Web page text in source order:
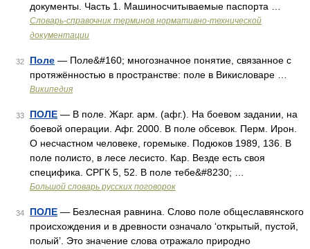
документы. Часть 1. Машиносчитываемые паспорта …
Словарь-справочник терминов нормативно-технической
документации
32 Поле — Поле&#160; многозначное понятие, связанное с
протяжённостью в пространстве: поле в Викисловаре …
Википедия
33 ПОЛЕ — В поле. Жарг. арм. (афг.). На боевом задании, на
боевой операции. Афг. 2000. В поле обсевок. Перм. Ирон.
О несчастном человеке, горемыке. Подюков 1989, 136. В
поле полисто, в лесе лесисто. Кар. Везде есть своя
специфика. СРГК 5, 52. В поле тебе&#8230; …
Большой словарь русских поговорок
34 ПОЛЕ — Безлесная равнина. Слово поле общеславянского
происхождения и в древности означало ‘открытый, пустой,
полый’. Это значение слова отражало природно